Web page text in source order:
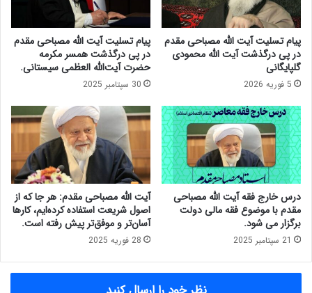
ه
ب
ت
و
ا
ن
ی
م
د
ر
ر
ا
س
ت
ا
ی
ی
ل
ی
ا
ت
ت
و
ر
م
ی
ن
ق
ص
د
ر
م
ا
ل
ر
پیام تسلیت آیت الله مصباحی مقدم
در پی درگذشت آیت الله محمودی
گلپایگانی
5 فوریه 2026
پیام تسلیت آیت الله مصباحی مقدم
در پی درگذشت همسر مکرمه
حضرت آیت‌الله العظمی سیستانی.
30 سپتامبر 2025
درس خارج فقه آیت الله مصباحی
مقدم با موضوع فقه مالی دولت
برگزار می شود.
21 سپتامبر 2025
آیت الله مصباحی مقدم: هر جا که از
اصول شریعت استفاده کرده‌ایم، کارها
آسان‌تر و موفق‌تر پیش رفته است.
28 فوریه 2025